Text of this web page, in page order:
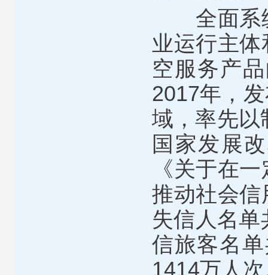
全面系
业运行主
空服务产
2017年，
域，率先以
国家发展
《关于在
推动社会信
失信人名单
信旅客名
1414万人